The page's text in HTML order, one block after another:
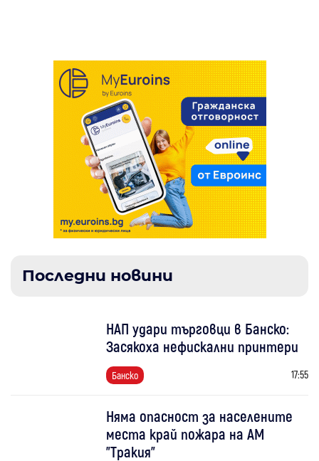
Последни новини
НАП удари търговци в Банско:
Засякоха нефискални принтери
Банско 17:55
Няма опасност за населените
места край пожара на АМ
"Тракия"